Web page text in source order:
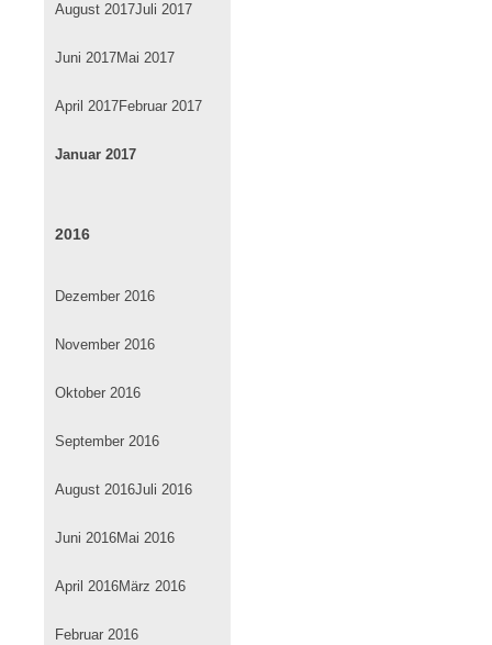
August 2017Juli 2017
Juni 2017Mai 2017
April 2017Februar 2017
Januar 2017
2016
Dezember 2016
November 2016
Oktober 2016
September 2016
August 2016Juli 2016
Juni 2016Mai 2016
April 2016März 2016
Februar 2016